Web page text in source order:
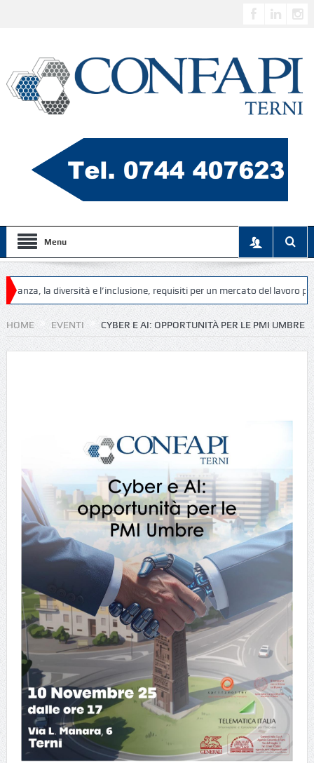
Menu
e l’inclusione, requisiti per un mercato del lavoro più equo,
HOME EVENTI CYBER E AI: OPPORTUNITÀ PER LE PMI UMBRE